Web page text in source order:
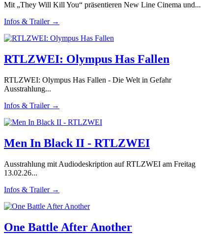
Mit „They Will Kill You“ präsentieren New Line Cinema und...
Infos & Trailer →
RTLZWEI: Olympus Has Fallen
RTLZWEI: Olympus Has Fallen - Die Welt in Gefahr
Ausstrahlung...
Infos & Trailer →
Men In Black II - RTLZWEI
Ausstrahlung mit Audiodeskription auf RTLZWEI am Freitag
13.02.26...
Infos & Trailer →
One Battle After Another